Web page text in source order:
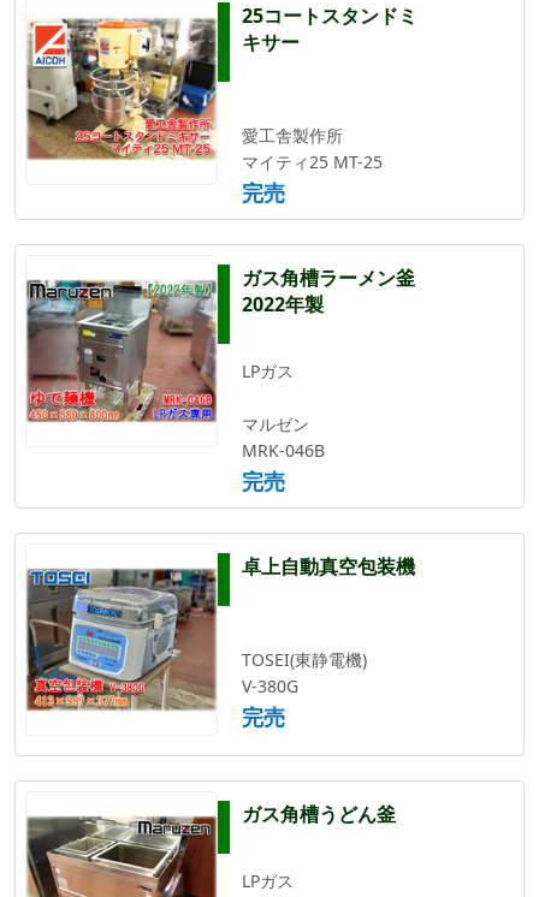
25コートスタンドミ
キサー
愛工舎製作所
マイティ25 MT-25
完売
ガス角槽ラーメン釜
2022年製
LPガス
マルゼン
MRK-046B
完売
卓上自動真空包装機
TOSEI(東静電機)
V-380G
完売
ガス角槽うどん釜
LPガス